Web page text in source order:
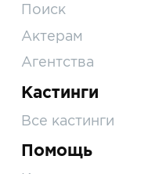
Поиск
Актерам
Агентства
Кастинги
Все кастинги
Помощь